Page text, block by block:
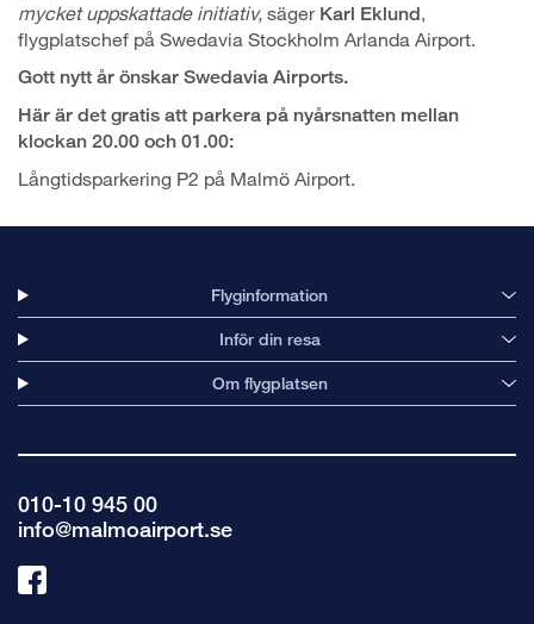
mycket uppskattade initiativ, säger Karl Eklund,
flygplatschef på Swedavia Stockholm Arlanda Airport.
Gott nytt år önskar Swedavia Airports.
Här är det gratis att parkera på nyårsnatten mellan
klockan 20.00 och 01.00:
Långtidsparkering P2 på Malmö Airport.
Flyginformation
Inför din resa
Om flygplatsen
010-10 945 00
info@malmoairport.se